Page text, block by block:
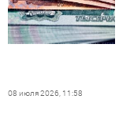
08 июля 2026, 11:58